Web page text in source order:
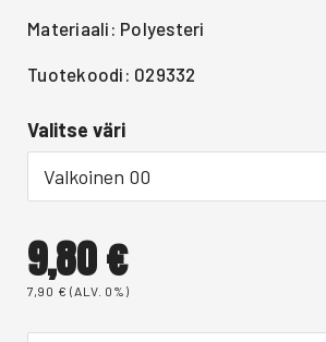
Materiaali: Polyesteri
Tuotekoodi: 029332
Valitse väri
Valkoinen 00
9,80€
7,90 € (ALV. 0%)